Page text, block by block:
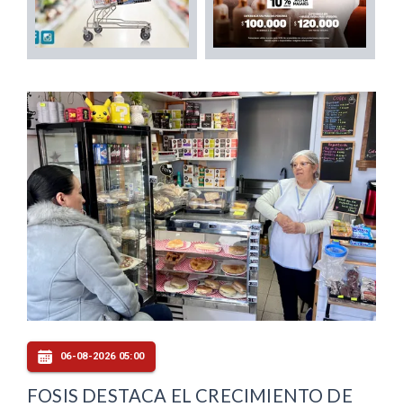
06-08-2026 05:00
FOSIS DESTACA EL CRECIMIENTO DE